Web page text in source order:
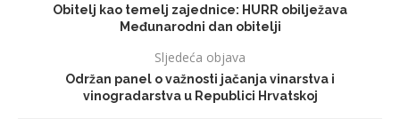
Obitelj kao temelj zajednice: HURR obilježava
Međunarodni dan obitelji
Sljedeća objava
Održan panel o važnosti jačanja vinarstva i
vinogradarstva u Republici Hrvatskoj